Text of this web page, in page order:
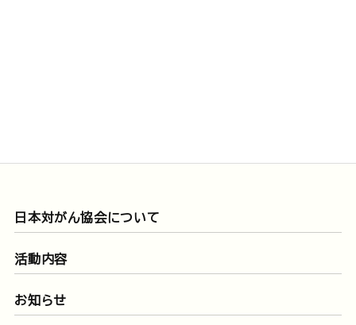
日本対がん協会について
活動内容
お知らせ